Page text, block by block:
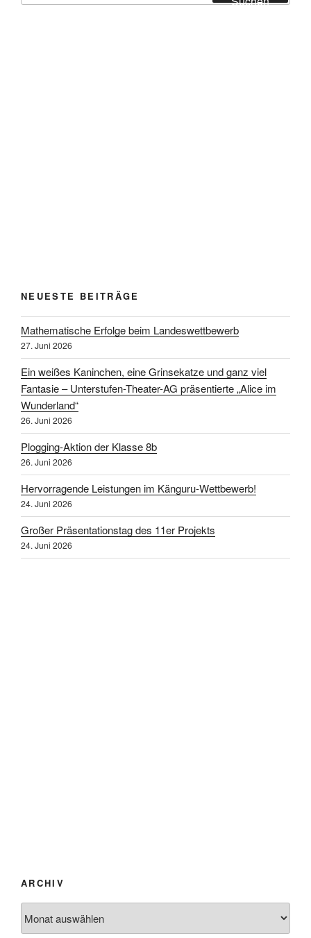
NEUESTE BEITRÄGE
Mathematische Erfolge beim Landeswettbewerb
27. Juni 2026
Ein weißes Kaninchen, eine Grinsekatze und ganz viel
Fantasie – Unterstufen-Theater-AG präsentierte „Alice im
Wunderland“
26. Juni 2026
Plogging-Aktion der Klasse 8b
26. Juni 2026
Hervorragende Leistungen im Känguru-Wettbewerb!
24. Juni 2026
Großer Präsentationstag des 11er Projekts
24. Juni 2026
ARCHIV